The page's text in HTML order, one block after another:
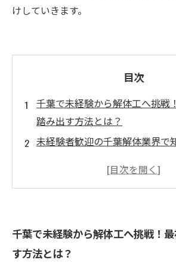
けしていきます。
目次
千葉で未経験から解体工へ挑戦
踏み出す方法とは？
未経験者歓迎の千葉解体業界で
技術と知識を習得して解体工と
実現する秘訣とは？
未経験から解体工へ、千葉で夢
千葉で未経験から解体工へ挑戦！
す方法とは？